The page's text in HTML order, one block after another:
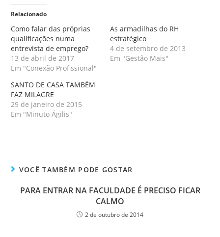
Relacionado
Como falar das próprias
qualificações numa
entrevista de emprego?
13 de abril de 2017
Em "Conexão Profissional"
As armadilhas do RH
estratégico
4 de setembro de 2013
Em "Gestão Mais"
SANTO DE CASA TAMBÉM
FAZ MILAGRE
29 de janeiro de 2015
Em "Minuto Ágilis"
VOCÊ TAMBÉM PODE GOSTAR
PARA ENTRAR NA FACULDADE É PRECISO FICAR
CALMO
2 de outubro de 2014